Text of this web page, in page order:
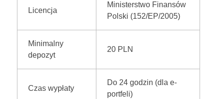
Licencja
Ministerstwo Finansów
Polski (152/EP/2005)
Minimalny
depozyt
20 PLN
Czas wypłaty
Do 24 godzin (dla e-
portfeli)